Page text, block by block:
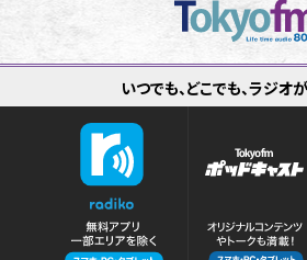
いつでも、どこでも、ラジオ